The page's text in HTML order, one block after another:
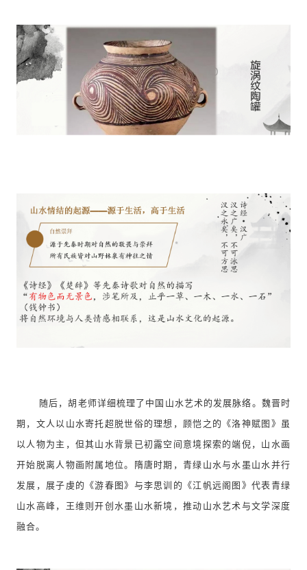
随后，胡老师详细梳理了中国山水艺术的发展脉络。魏晋时
期，文人以山水寄托超脱世俗的理想，顾恺之的《洛神赋图》虽
以人物为主，但其山水背景已初露空间意境探索的端倪，山水画
开始脱离人物画附属地位。隋唐时期，青绿山水与水墨山水并行
发展，展子虔的《游春图》与李思训的《江帆远阁图》代表青绿
山水高峰，王维则开创水墨山水新境，推动山水艺术与文学深度
融合。